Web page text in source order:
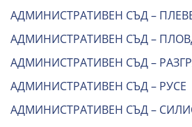
АДМИНИСТРАТИВЕН СЪД –
АДМИНИСТРАТИВЕН СЪД –
АДМИНИСТРАТИВЕН СЪД –
АДМИНИСТРАТИВЕН СЪД – РУСЕ
АДМИНИСТРАТИВЕН СЪД –